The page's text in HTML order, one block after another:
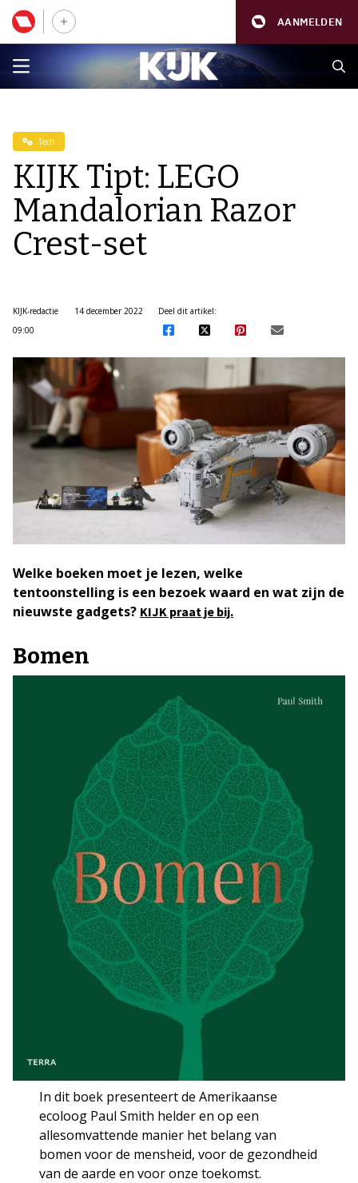
AANMELDEN
Tech
KIJK Tipt: LEGO
Mandalorian Razor
Crest-set
KIJK-redactie
14 december 2022
09:00
Deel dit artikel:
Welke boeken moet je lezen, welke
tentoonstelling is een bezoek waard en wat zijn de
nieuwste gadgets? KIJK praat je bij.
Bomen
In dit boek presenteert de Amerikaanse
ecoloog Paul Smith helder en op een
allesomvattende manier het belang van
bomen voor de mensheid, voor de gezondheid
van de aarde en voor onze toekomst.